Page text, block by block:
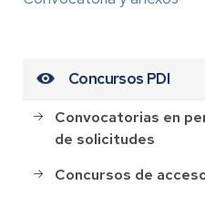
Concursos PDI
Convocatorias en
de solicitudes
Concursos de